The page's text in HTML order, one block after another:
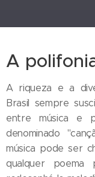
A
A riqueza e a
Brasil sempre
entre música e
denominado
música pode ser
qualquer